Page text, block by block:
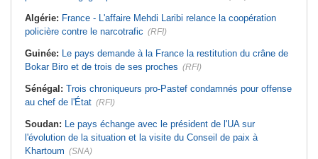
Algérie: France - L'affaire Mehdi Laribi relance la coopération
policière contre le narcotrafic (RFI)
Guinée: Le pays demande à la France la restitution du crâne de
Bokar Biro et de trois de ses proches (RFI)
Sénégal: Trois chroniqueurs pro-Pastef condamnés pour offense
au chef de l'État (RFI)
Soudan: Le pays échange avec le président de l'UA sur
l'évolution de la situation et la visite du Conseil de paix à
Khartoum (SNA)